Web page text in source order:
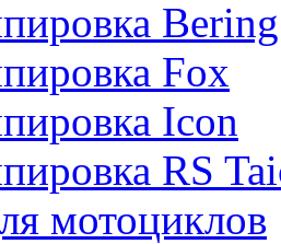
Bering
Fox
Icon
RS
мотоциклов